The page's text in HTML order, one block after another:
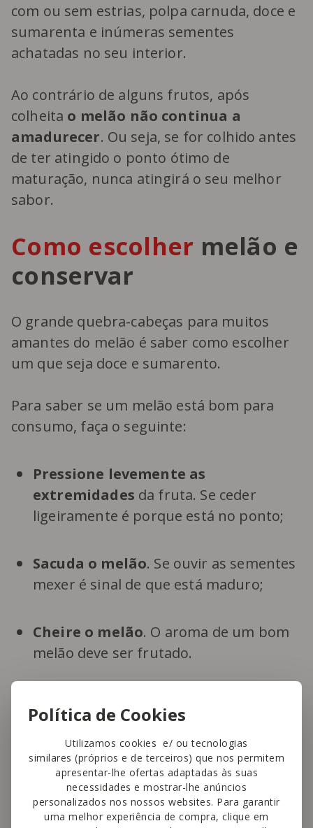
Política de Cookies
Utilizamos cookies e/ ou tecnologias
similares (próprios e de terceiros) que nos permitem
apresentar-lhe ofertas adaptadas às suas
necessidades e mostrar-lhe anúncios
personalizados nos nossos websites. Para garantir
uma melhor experiência de compra, clique em
com ou sem estrias, polpa carnuda, doce e
sumarenta e inúmeras sementes
achatadas no seu interior.
Ao contrário de alguns frutos, após
colheita o melão não continua a
amadurecer. Ou seja, se for colhido antes
de ter atingido o ponto ótimo de
maturação, nunca atingirá o seu melhor
sabor.
Como escolher melão e
conservar
O grande quebra-cabeças para muitos
amantes do melão é saber como escolher
um que seja doce e sumarento.
Para saber se um melão está bom para
consumo, faça o seguinte:
Pressione levemente as
extremidades da fruta. Se ceder
ligeiramente é porque está no ponto;
Sacuda o melão. Se ouvir as sementes
mexer é sinal de que está maduro;
Cheire o melão. O aroma de um bom
melão deve ser frutado.
Escolha osmelões mais
pesados(considerando a relação peso-
tamanho), com casca bem firme, sem
fendas e com aroma agradável.
Conserve-o à temperatura ambiente, num